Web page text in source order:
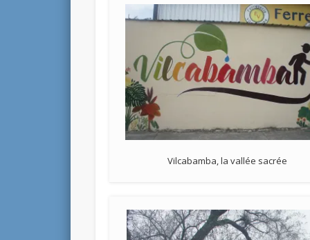
Vilcabamba, la vallée sacrée